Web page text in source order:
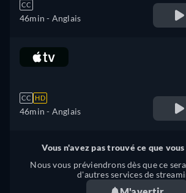
CC
46min - Anglais
CC HD
46min - Anglais
Vous n'avez pas trouvé ce que
Nous vous préviendrons dès que ce
d'autres services de